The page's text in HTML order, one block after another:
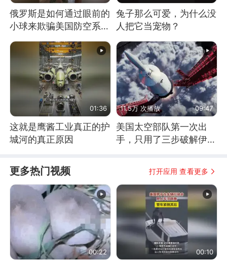
俄罗斯是如何通过眼前的
小球来欺骗美国防空系统
兔子那么可爱，为什么没
人把它当宠物？
01:36
这就是鹰酱工业真正的护
城河的真正原因
11.5万 次播放 09:47
美国太空部队第一次出
手，只用了三步破解伊朗
更多热门视频 打开应用 查看更多
00:22 00:10